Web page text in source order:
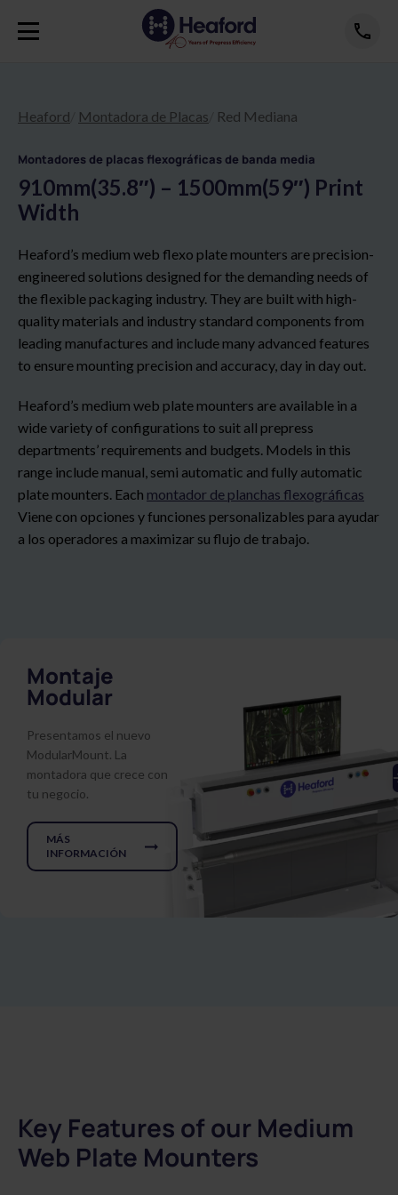
Heaford Montadora de Placas Red Mediana
Montadores de placas flexográficas de banda media
910mm(35.8″) – 1500mm(59″) Print
Width
Heaford’s medium web flexo plate mounters are precision-
engineered solutions designed for the demanding needs of
the flexible packaging industry. They are built with high-
quality materials and industry standard components from
leading manufactures and include many advanced features
to ensure mounting precision and accuracy, day in day out.
Heaford’s medium web plate mounters are available in a
wide variety of configurations to suit all prepress
departments’ requirements and budgets. Models in this
range include manual, semi automatic and fully automatic
plate mounters. Each montador de planchas flexográficas
Viene con opciones y funciones personalizables para ayudar
a los operadores a maximizar su flujo de trabajo.
Montaje
Modular
Presentamos el nuevo
ModularMount. La
montadora que crece con
tu negocio.
MÁS
INFORMACIÓN
Key Features of our Medium
Web Plate Mounters